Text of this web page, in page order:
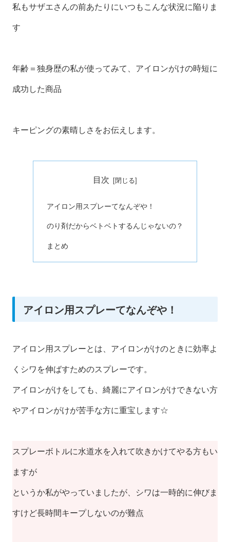
私もサザエさんの前あたりにいつもこんな状況に陥りま
す
年齢＝独身歴の私が使ってみて、アイロンがけの時短に
成功した商品
キーピングの素晴しさをお伝えします。
目次
アイロン用スプレーてなんぞや！
のり剤だからベトベトするんじゃないの？
まとめ
アイロン用スプレーてなんぞや！
アイロン用スプレーとは、アイロンがけのときに効率よ
くシワを伸ばすためのスプレーです。
アイロンがけをしても、綺麗にアイロンがけできない方
やアイロンがけが苦手な方に重宝します☆
スプレーボトルに水道水を入れて吹きかけてやる方もい
ますが
というか私がやっていましたが、シワは一時的に伸びま
すけど長時間キープしないのが難点